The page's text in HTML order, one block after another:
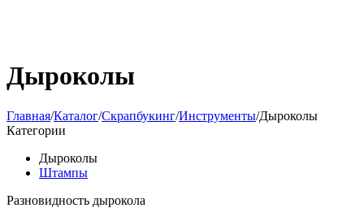
Дыроколы
Главная/Каталог/Скрапбукинг/Инструменты/Дыроколы
Категории
Дыроколы
Штампы
Разновидность дырокола